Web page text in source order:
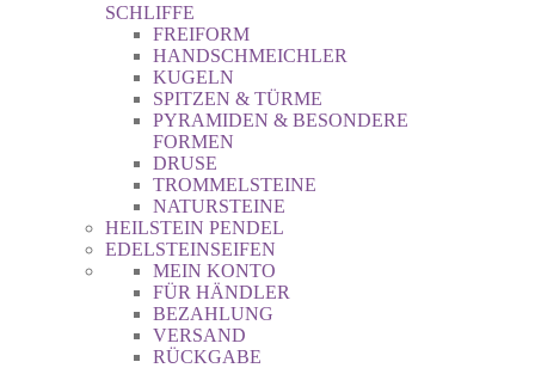
SCHLIFFE
FREIFORM
HANDSCHMEICHLER
KUGELN
SPITZEN & TÜRME
PYRAMIDEN & BESONDERE
FORMEN
DRUSE
TROMMELSTEINE
NATURSTEINE
HEILSTEIN PENDEL
EDELSTEINSEIFEN
MEIN KONTO
FÜR HÄNDLER
BEZAHLUNG
VERSAND
RÜCKGABE